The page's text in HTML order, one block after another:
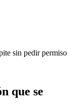
sin pedir permiso
que se